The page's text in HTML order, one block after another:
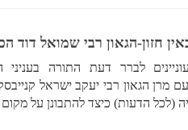
חזון-הגאון רבי שמואל דוד
לברר דעת התורה
מרן הגאון רבי יעקב ישראל
(לכל הדעות) כיצד להתבונן על